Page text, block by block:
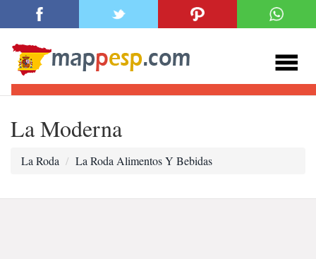
La Moderna
La Roda La Roda Alimentos Y Bebidas